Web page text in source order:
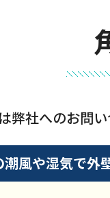
弊社へのお問い
潮風や湿気で外